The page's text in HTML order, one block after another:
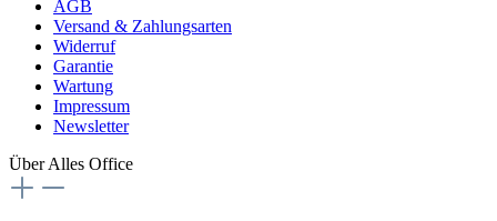
AGB
Versand & Zahlungsarten
Widerruf
Garantie
Wartung
Impressum
Newsletter
Über Alles Office